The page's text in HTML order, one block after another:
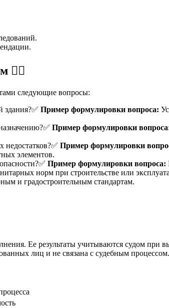
🕵️‍♂️
следующие вопросы:
здания?✅ Пример формулировки вопроса:
Пример формулировки
Пример формулировки
элементов.
Пример формулировки вопроса:
норм при строительстве или
и градостроительным стандартам.
Ее результаты учитываются судом при
лиц и не связана с судебным